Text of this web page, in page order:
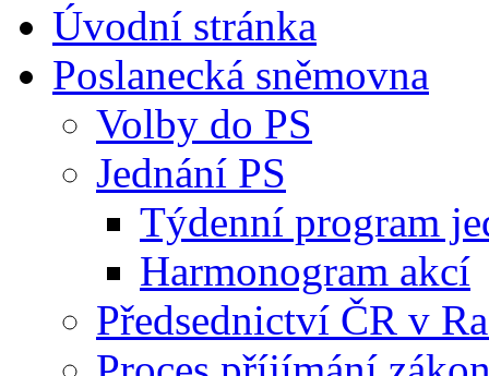
Úvodní stránka
Poslanecká sněmovna
Volby do PS
Jednání PS
Týdenní program
Harmonogram akcí
Předsednictví ČR v